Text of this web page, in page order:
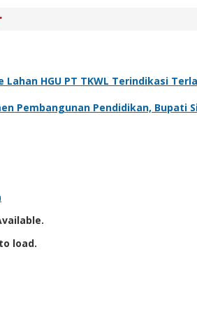
Lahan HGU PT TKWL Terindikasi
Pembangunan Pendidikan, Bupati
load.